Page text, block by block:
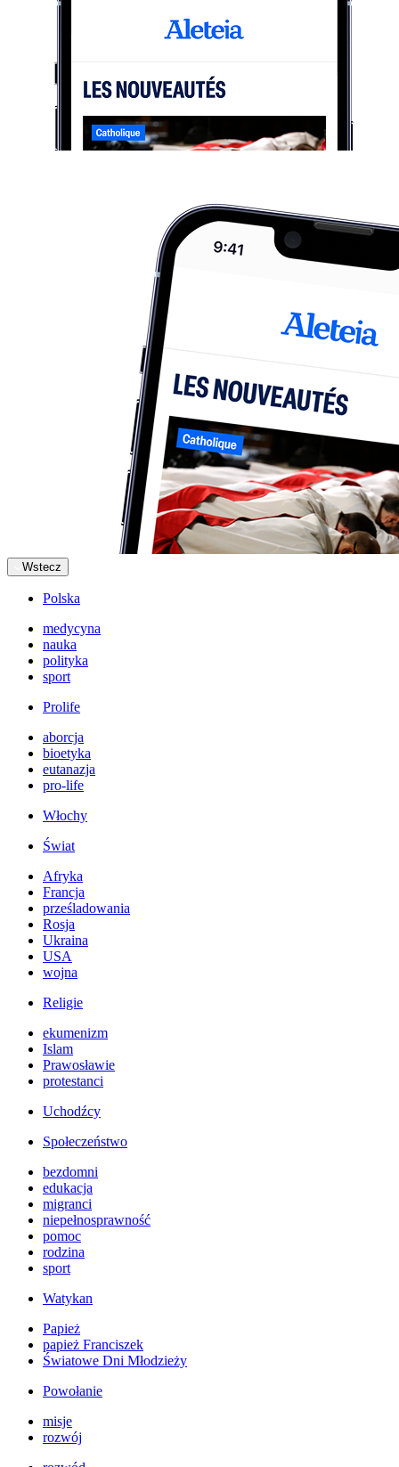
Wstecz
Polska
medycyna
nauka
polityka
sport
Prolife
aborcja
bioetyka
eutanazja
pro-life
Włochy
Świat
Afryka
Francja
prześladowania
Rosja
Ukraina
USA
wojna
Religie
ekumenizm
Islam
Prawosławie
protestanci
Uchodźcy
Społeczeństwo
bezdomni
edukacja
migranci
niepełnosprawność
pomoc
rodzina
sport
Watykan
Papież
papież Franciszek
Światowe Dni Młodzieży
Powołanie
misje
rozwój